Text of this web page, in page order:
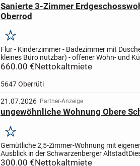
Sanierte 3-Zimmer
Oberrod
Merken
Flur - Kinderzimmer - Badezimmer mit
kleines Büro nutzbar) - offener Wohn- und
Wohnung gehören ausserdem ein Pkw-
660.00 €Nettokaltmiete
5647 Oberrüti
21.07.2026 Partner-Anzeige
ungewöhnliche Wohnung Obere
Merken
Gemütliche 2,5-Zimmer-Wohnung mit
Ausblick in der Schwarzenberger Altstadt
Wohnung befindet sich in ruhiger und
300.00 €Nettokaltmiete